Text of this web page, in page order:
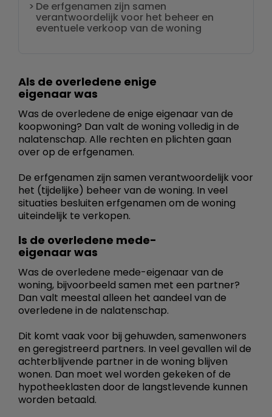
De erfgenamen zijn samen
verantwoordelijk voor het beheer en
eventuele verkoop van de woning
Als de overledene enige
eigenaar was
Was de overledene de enige eigenaar van de
koopwoning? Dan valt de woning volledig in de
nalatenschap. Alle rechten en plichten gaan
over op de erfgenamen.
De erfgenamen zijn samen verantwoordelijk voor
het (tijdelijke) beheer van de woning. In veel
situaties besluiten erfgenamen om de woning
uiteindelijk te verkopen.
ls de overledene mede-
eigenaar was
Was de overledene mede-eigenaar van de
woning, bijvoorbeeld samen met een partner?
Dan valt meestal alleen het aandeel van de
overledene in de nalatenschap.
Dit komt vaak voor bij gehuwden, samenwoners
en geregistreerd partners. In veel gevallen wil de
achterblijvende partner in de woning blijven
wonen. Dan moet wel worden gekeken of de
hypotheeklasten door de langstlevende kunnen
worden betaald.